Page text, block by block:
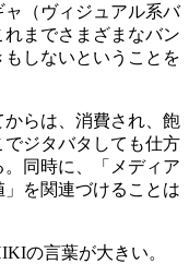
（ヴィジュアル系バ
までさまざまなバン
しないということを
らは、消費され、飽
ジタバタしても仕方
同時に、「メディア
を関連づけることは
の言葉が大きい。